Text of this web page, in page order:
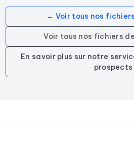
← Voir tous nos
Voir tous nos fichiers
En savoir plus sur notre
prospects